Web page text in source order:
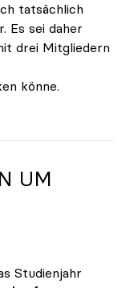
tatsächlich
Es sei daher
drei Mitgliedern
könne.
UM
Studienjahr